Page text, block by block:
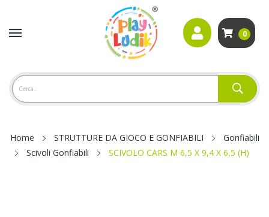
0
Home STRUTTURE DA GIOCO E GONFIABILI
Gonfiabili
Scivoli Gonfiabili
SCIVOLO CARS M 6,5 X 9,4 X 6,5 (H)